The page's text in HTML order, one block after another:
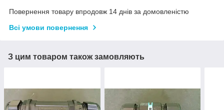
Повернення товару впродовж 14 днів за домовленістю
Всі умови повернення
З цим товаром також замовляють